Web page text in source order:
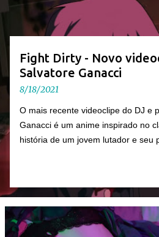
t
n
Fight Dirty - Novo
Salvatore Ganacci
8/18/2021
O mais recente videoclipe do DJ e
Ganacci é um anime inspirado no
história de um jovem lutador e seu
contratado da produtora Business
dos estúdios Goono & Trub